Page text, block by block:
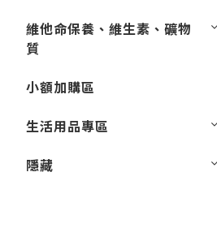
維他命保養、維生素、礦物
質
小額加購區
生活用品專區
隱藏